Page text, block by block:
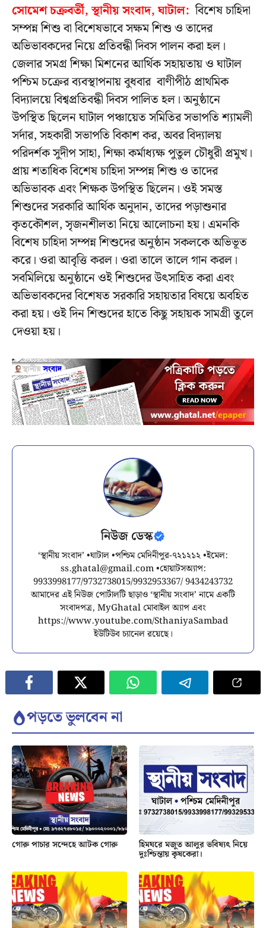
সোমেশ চক্রবর্তী, স্থানীয় সংবাদ, ঘাটাল: বিশেষ চাহিদা
সম্পন্ন শিশু বা বিশেষভাবে সক্ষম শিশু ও তাদের
অভিভাবকদের নিয়ে প্রতিবন্ধী দিবস পালন করা হল।
জেলার সমগ্ৰ শিক্ষা মিশনের আর্থিক সহায়তায় ও ঘাটাল
পশ্চিম চক্রের ব্যবস্থাপনায় বুধবার বাণীপীঠ প্রাথমিক
বিদ‍্যালয়ে বিশ্বপ্রতিবন্ধী দিবস পালিত হল। অনুষ্ঠানে
উপস্থিত ছিলেন ঘাটাল পঞ্চায়েত সমিতির সভাপতি শ‍্যামলী
সর্দার, সহকারী সভাপতি বিকাশ কর, অবর বিদ‍্যালয়
পরিদর্শক সুদীপ সাহা, শিক্ষা কর্মাধ‍্যক্ষ পুতুল চৌধুরী প্রমুখ।
প্রায় শতাধিক বিশেষ চাহিদা সম্পন্ন শিশু ও তাদের
অভিভাবক এবং শিক্ষক উপস্থিত ছিলেন। ওই সমস্ত
শিশুদের সরকারি আর্থিক অনুদান, তাদের পড়াশুনার
কৃতকৌশল, সৃজনশীলতা নিয়ে আলোচনা হয়। এমনকি
বিশেষ চাহিদা সম্পন্ন শিশুদের অনুষ্ঠান সকলকে অভিভূত
করে। ওরা আবৃত্তি করল। ওরা তালে তালে গান করল।
সবমিলিয়ে অনুষ্ঠানে ওই শিশুদের উৎসাহিত করা এবং
অভিভাবকদের বিশেষত সরকারি সহায়তার বিষয়ে অবহিত
করা হয়। ওই দিন শিশুদের হাতে কিছু সহায়ক সামগ্রী তুলে
দেওয়া হয়।
নিউজ ডেস্ক
‘স্থানীয় সংবাদ’ •ঘাটাল •পশ্চিম মেদিনীপুর-৭২১২১২ •ইমেল:
ss.ghatal@gmail.com•হোয়াটসঅ্যাপ:
9933998177/9732738015/9932953367/ 9434243732
আমাদের এই নিউজ পোর্টালটি ছাড়াও ‘স্থানীয় সংবাদ’ নামে একটি
সংবাদপত্র, MyGhatal মোবাইল অ্যাপ এবং
https://www.youtube.com/SthaniyaSambad
ইউটিউব চ্যানেল রয়েছে।
পড়তে ভুলবেন না
গোরু পাচার সন্দেহে আটক গোরু হিমঘরে মজুত আলুর ভবিষ্যৎ নিয়ে
দুঃশ্চিন্তায় কৃষকেরা।